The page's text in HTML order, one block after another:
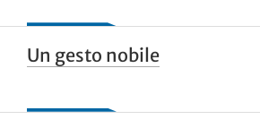
Un gesto nobile